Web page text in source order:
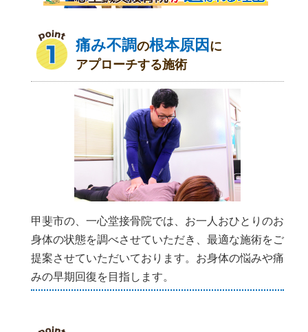
痛み不調の根本原因 に
アプローチする施術
甲斐市の、一心堂接骨院では、お一人おひとりのお
身体の状態を調べさせていただき、最適な施術をご
提案させていただいております。お身体の悩みや痛
みの早期回復を目指します。